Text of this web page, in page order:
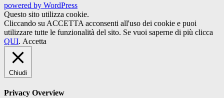
powered by WordPress
Questo sito utilizza cookie.
Cliccando su ACCETTA acconsenti all'uso dei cookie e puoi
utilizzare tutte le funzionalità del sito. Se vuoi saperne di più clicca
QUI. Accetta
Chiudi
Privacy Overview